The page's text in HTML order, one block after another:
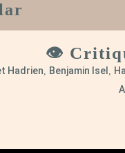
👁️
Hadrien, Benjamin Isel ,